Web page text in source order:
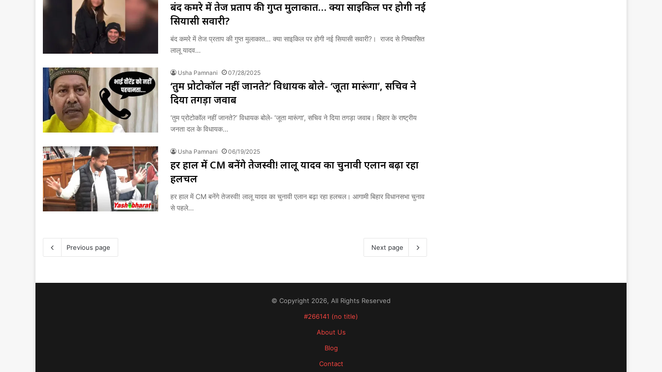
बंद कमरे में तेज प्रताप की गुप्त मुलाकात… क्या साइकिल पर होगी नई
सियासी सवारी?
बंद कमरे में तेज प्रताप की गुप्त मुलाकात… क्या साइकिल पर होगी नई सियासी सवारी?। राजद से निष्कासित
लालू यादव…
Usha Pamnani 07/28/2025
‘तुम प्रोटोकॉल नहीं जानते?’ विधायक बोले‑ ‘जूता मारूंगा’, सचिव ने
दि‍या तगड़ा जवाब
‘तुम प्रोटोकॉल नहीं जानते?’ विधायक बोले‑ ‘जूता मारूंगा’, सचिव ने दि‍या तगड़ा जवाब। बिहार के राष्ट्रीय
जनता दल के विधायक…
Usha Pamnani 06/19/2025
हर हाल में CM बनेंगे तेजस्वी! लालू यादव का चुनावी एलान बढ़ा रहा
हलचल
हर हाल में CM बनेंगे तेजस्वी! लालू यादव का चुनावी एलान बढ़ा रहा हलचल। आगामी बिहार विधानसभा चुनाव
से पहले…
Previous page Next page
© Copyright 2026, All Rights Reserved
#266141 (no title)
About Us
Blog
Contact